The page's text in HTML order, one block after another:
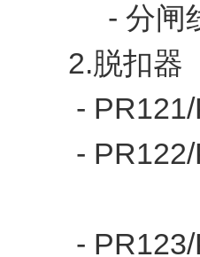
- 分闸
2.脱扣
-
-
-